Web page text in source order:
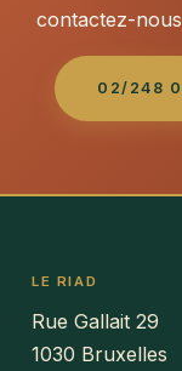
contactez-
02/248
LE RIAD
Rue Gallait 29
1030 Bruxelles